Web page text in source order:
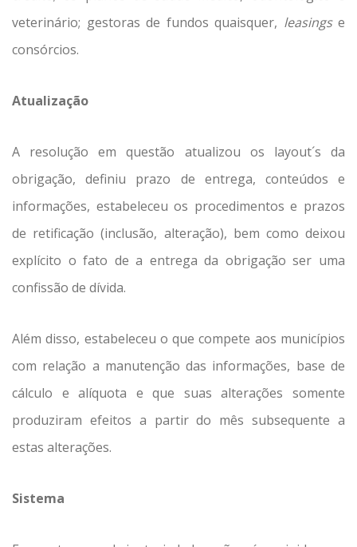
veterinário; gestoras de fundos quaisquer, leasingse
consórcios.
Atualização
A resolução em questão atualizou os layout´s da
obrigação, definiu prazo de entrega, conteúdos e
informações, estabeleceu os procedimentos e prazos
de retificação (inclusão, alteração), bem como deixou
explícito o fato de a entrega da obrigação ser uma
confissão de dívida.
Além disso, estabeleceu o que compete aos municípios
com relação a manutenção das informações, base de
cálculo e alíquota e que suas alterações somente
produziram efeitos a partir do mês subsequente a
estas alterações.
Sistema